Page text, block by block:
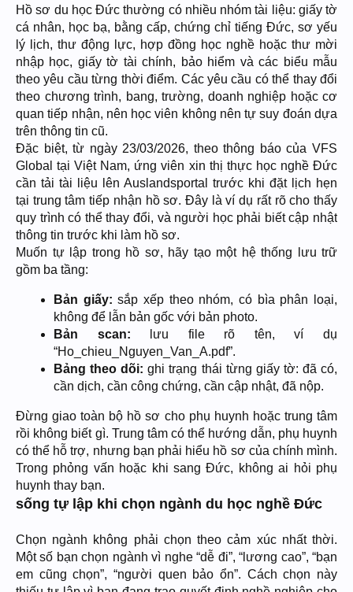
Hồ sơ du học Đức thường có nhiều nhóm tài liệu: giấy tờ
cá nhân, học bạ, bằng cấp, chứng chỉ tiếng Đức, sơ yếu
lý lịch, thư động lực, hợp đồng học nghề hoặc thư mời
nhập học, giấy tờ tài chính, bảo hiểm và các biểu mẫu
theo yêu cầu từng thời điểm. Các yêu cầu có thể thay đổi
theo chương trình, bang, trường, doanh nghiệp hoặc cơ
quan tiếp nhận, nên học viên không nên tự suy đoán dựa
trên thông tin cũ.
Đặc biệt, từ ngày 23/03/2026, theo thông báo của VFS
Global tại Việt Nam, ứng viên xin thị thực học nghề Đức
cần tải tài liệu lên Auslandsportal trước khi đặt lịch hẹn
tại trung tâm tiếp nhận hồ sơ. Đây là ví dụ rất rõ cho thấy
quy trình có thể thay đổi, và người học phải biết cập nhật
thông tin trước khi làm hồ sơ.
Muốn tự lập trong hồ sơ, hãy tạo một hệ thống lưu trữ
gồm ba tầng:
Bản giấy: sắp xếp theo nhóm, có bìa phân loại,
không để lẫn bản gốc với bản photo.
Bản scan: lưu file rõ tên, ví dụ
“Ho_chieu_Nguyen_Van_A.pdf”.
Bảng theo dõi: ghi trạng thái từng giấy tờ: đã có,
cần dịch, cần công chứng, cần cập nhật, đã nộp.
Đừng giao toàn bộ hồ sơ cho phụ huynh hoặc trung tâm
rồi không biết gì. Trung tâm có thể hướng dẫn, phụ huynh
có thể hỗ trợ, nhưng bạn phải hiểu hồ sơ của chính mình.
Trong phỏng vấn hoặc khi sang Đức, không ai hỏi phụ
huynh thay bạn.
sống tự lập khi chọn ngành du học nghề Đức
Chọn ngành không phải chọn theo cảm xúc nhất thời.
Một số bạn chọn ngành vì nghe “dễ đi”, “lương cao”, “bạn
em cũng chọn”, “người quen bảo ổn”. Cách chọn này